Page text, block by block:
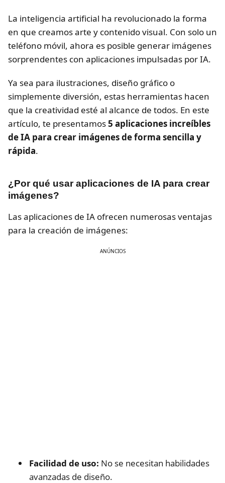
La inteligencia artificial ha revolucionado la forma
en que creamos arte y contenido visual. Con solo un
teléfono móvil, ahora es posible generar imágenes
sorprendentes con aplicaciones impulsadas por IA.
Ya sea para ilustraciones, diseño gráfico o
simplemente diversión, estas herramientas hacen
que la creatividad esté al alcance de todos. En este
artículo, te presentamos5 aplicaciones increíbles
de IA para crear imágenes de forma sencilla y
rápida.
¿Por qué usar aplicaciones de IA para crear
imágenes?
Las aplicaciones de IA ofrecen numerosas ventajas
para la creación de imágenes:
ANÚNCIOS
Facilidad de uso: No se necesitan habilidades
avanzadas de diseño.